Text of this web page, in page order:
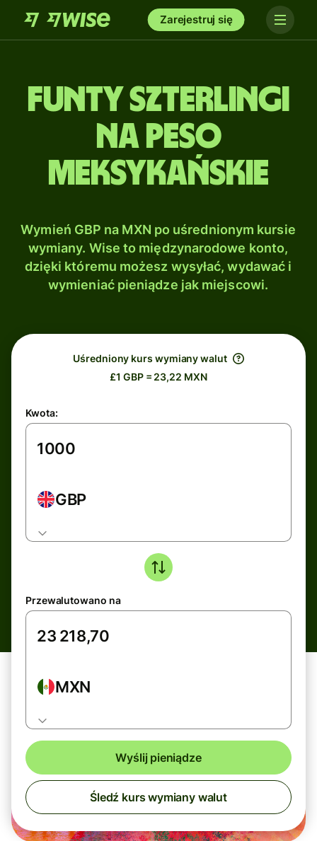
Zarejestruj się
Funty szterlingi
na Peso
meksykańskie
Wymień GBP na MXN po uśrednionym kursie
wymiany. Wise to międzynarodowe konto,
dzięki któremu możesz wysyłać, wydawać i
wymieniać pieniądze jak miejscowi.
Uśredniony kurs wymiany walut
£1 GBP = 23,22 MXN
Kwota:
GBP
Przewalutowano na
MXN
Wyślij pieniądze
Śledź kurs wymiany walut